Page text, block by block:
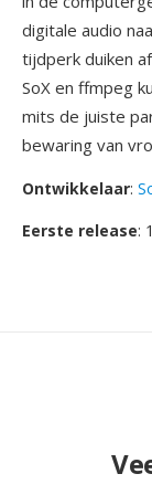
digitale audio
tijdperk duiken
SoX en ffmpeg
mits de juiste
bewaring van
Ontwikkelaar:
Eerste release: